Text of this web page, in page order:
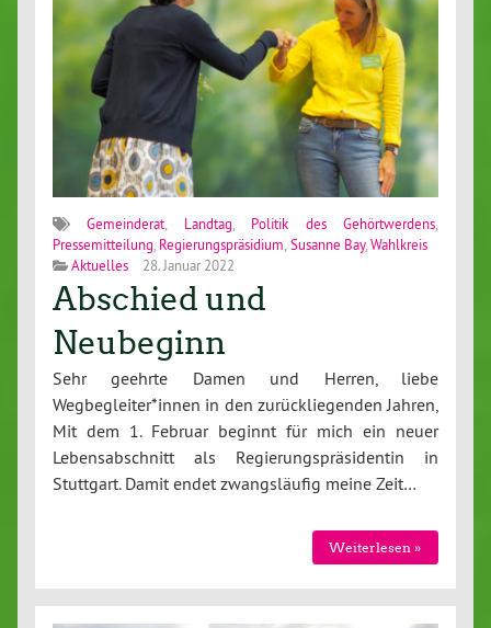
Gemeinderat Landtag Politik des Gehörtwerdens
Pressemitteilung Regierungspräsidium Susanne Bay, Wahlkreis
Aktuelles
28. Januar 2022
Abschied und
Neubeginn
Sehr geehrte Damen und Herren, liebe
Wegbegleiter*innen in den zurückliegenden Jahren,
Mit dem 1. Februar beginnt für mich ein neuer
Lebensabschnitt als Regierungspräsidentin in
Stuttgart. Damit endet zwangsläufig meine Zeit…
Weiterlesen »